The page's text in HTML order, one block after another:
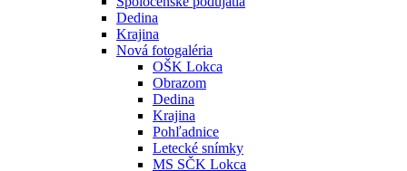
Dedina
Krajina
Nová fotogaléria
OŠK Lokca
Obrazom
Dedina
Krajina
Pohľadnice
Letecké snímky
MS SČK Lokca